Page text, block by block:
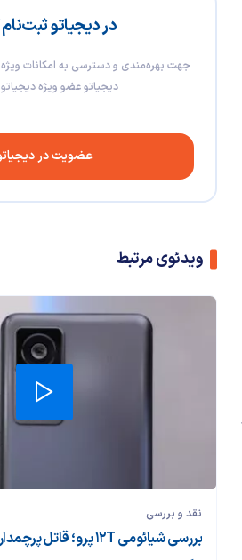
در دیجیاتو
جهت بهره‌مندی و دسترسی به امکانات
دیجیاتو عضو ویژه
عضویت در
ویدئوی مرتبط
نقد و بررسی‌